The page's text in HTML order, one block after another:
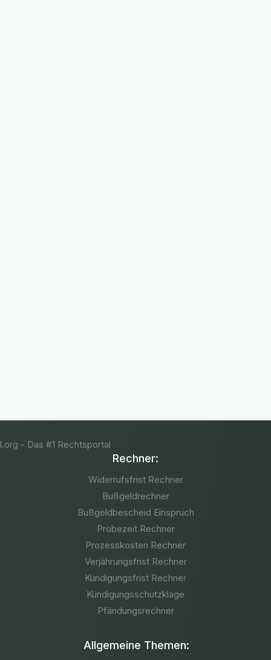
Rechner:
Widerrufsfrist Rechner
Bußgeldrechner
Bußgeldbescheid Einspruch
Probezeit Rechner
Prozesskosten Rechner
Verjährungsfrist Rechner
Kündigungsfrist Rechner
Kündigungsschutzklage
Pfändungsrechner
Allgemeine Themen: